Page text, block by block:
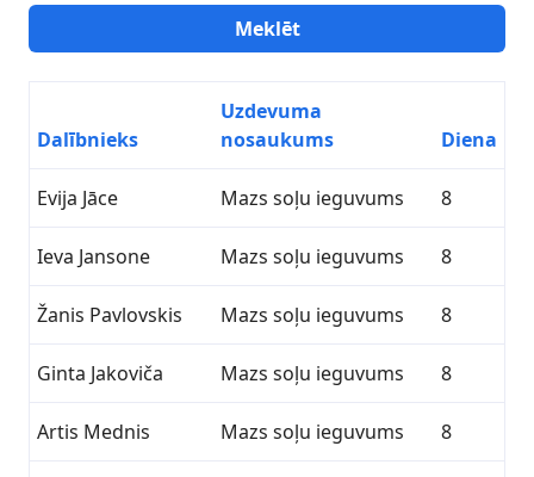
Dalībnieks
Uzdevuma
nosaukums
Diena
Evija Jāce Mazs soļu ieguvums 8
Ieva Jansone Mazs soļu ieguvums 8
Žanis Pavlovskis Mazs soļu ieguvums 8
Ginta Jakoviča Mazs soļu ieguvums 8
Artis Mednis Mazs soļu ieguvums 8